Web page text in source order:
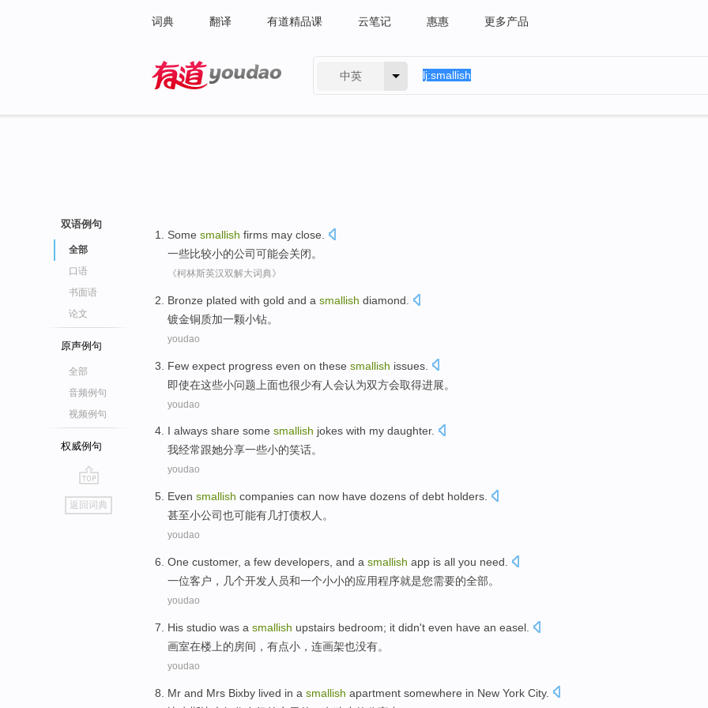
词典 翻译 有道精品课 云笔记 惠惠 更多产品
中英
双语例句
全部
口语
书面语
论文
原声例句
全部
音频例句
视频例句
权威例句
go
top
返回词典
Some smallish firms may close
一些比较小的公司可能会关闭。
《柯林斯英汉双解大词典》
Bronze plated with gold and a smallish diamond
镀金铜质加一颗小钻。
youdao
Few expect progress even on these smallish issues
即使在这些小问题 上面也很少有人会认为双方会取得进展。
youdao
I always share some smallish jokes with my daughter.
我经常跟她分享一些小的笑话。
youdao
Even smallish companies can now have dozens of debt holders
甚至小公司也可能有几打债权人 。
youdao
One customer, a few developers and a smallish app is all you need
一位客户 ，几个开发人员和一个小小的应用程序就是您需要的全部。
youdao
His studio was a smallish upstairs bedroom; it didn't even have an easel
画室在楼上的房间 ， 有点小， 连画架也没有。
youdao
Mr and Mrs Bixby lived in a smallish apartment somewhere in New York City.